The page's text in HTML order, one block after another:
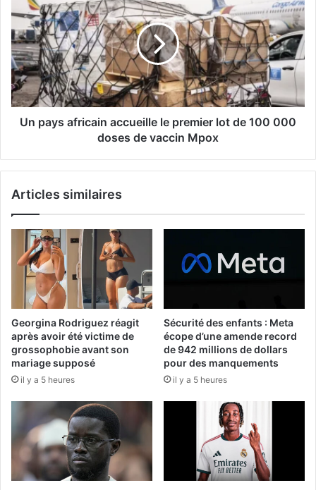
Un pays africain accueille le premier lot de 100 000
doses de vaccin Mpox
Articles similaires
Georgina Rodriguez réagit
après avoir été victime de
grossophobie avant son
mariage supposé
il y a 5 heures
Sécurité des enfants : Meta
écope d’une amende record
de 942 millions de dollars
pour des manquements
il y a 5 heures